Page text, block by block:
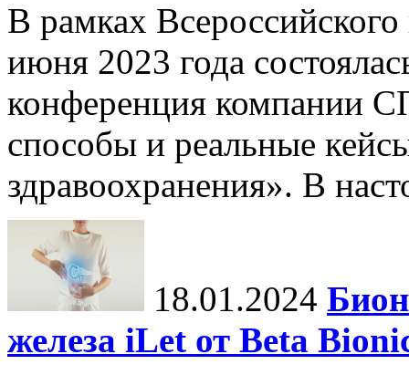
В рамках
июня 2023 года
конференция компании
способы и реальные
здравоохранения». В
18.01.2024
железа iLet от Beta